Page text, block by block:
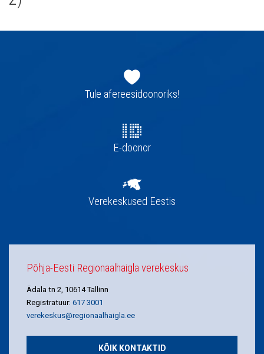
navigatsioonTule afereesidoonoriks!
E-doonor
Verekeskused Eestis
Põhja-Eesti Regionaalhaigla verekeskus
Ädala tn 2, 10614 Tallinn
Registratuur: 617 3001
verekeskus@regionaalhaigla.ee
KÕIK KONTAKTID